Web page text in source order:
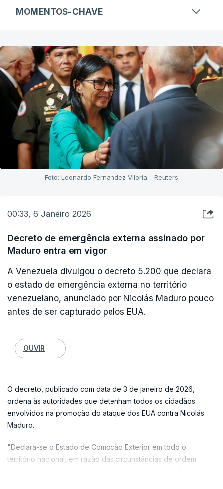
MOMENTOS-CHAVE
Foto: Leonardo Fernandez Viloria - Reuters
00:33, 6 Janeiro 2026
Decreto de emergência externa assinado por
Maduro entra em vigor
A Venezuela divulgou o decreto 5.200 que declara
o estado de emergência externa no território
venezuelano, anunciado por Nicolás Maduro pouco
antes de ser capturado pelos EUA.
OUVIR
O decreto, publicado com data de 3 de janeiro de 2026,
ordena às autoridades que detenham todos os cidadãos
envolvidos na promoção do ataque dos EUA contra Nicolás
Maduro.
"Declara-se o Estado de Comoção Exterior em todo o
território nacional, em razão das circunstâncias de ordem